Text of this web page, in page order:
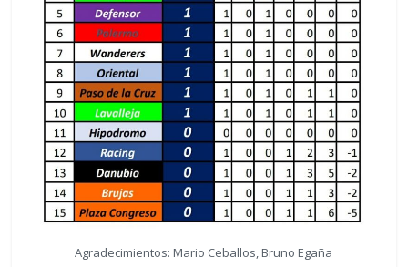
Agradecimientos: Mario Ceballos, Bruno Egaña